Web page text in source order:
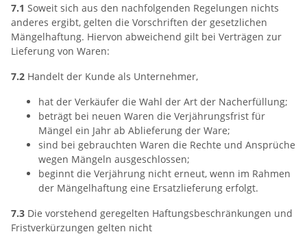
7.1 Soweit sich aus den nachfolgenden Regelungen nichts
anderes ergibt, gelten die Vorschriften der gesetzlichen
Mängelhaftung. Hiervon abweichend gilt bei Verträgen zur
Lieferung von Waren:
7.2 Handelt der Kunde als Unternehmer,
hat der Verkäufer die Wahl der Art der Nacherfüllung;
beträgt bei neuen Waren die Verjährungsfrist für
Mängel ein Jahr ab Ablieferung der Ware;
sind bei gebrauchten Waren die Rechte und Ansprüche
wegen Mängeln ausgeschlossen;
beginnt die Verjährung nicht erneut, wenn im Rahmen
der Mängelhaftung eine Ersatzlieferung erfolgt.
7.3 Die vorstehend geregelten Haftungsbeschränkungen und
Fristverkürzungen gelten nicht